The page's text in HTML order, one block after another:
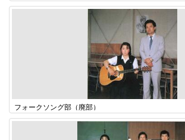
フォークソング部（廃部）